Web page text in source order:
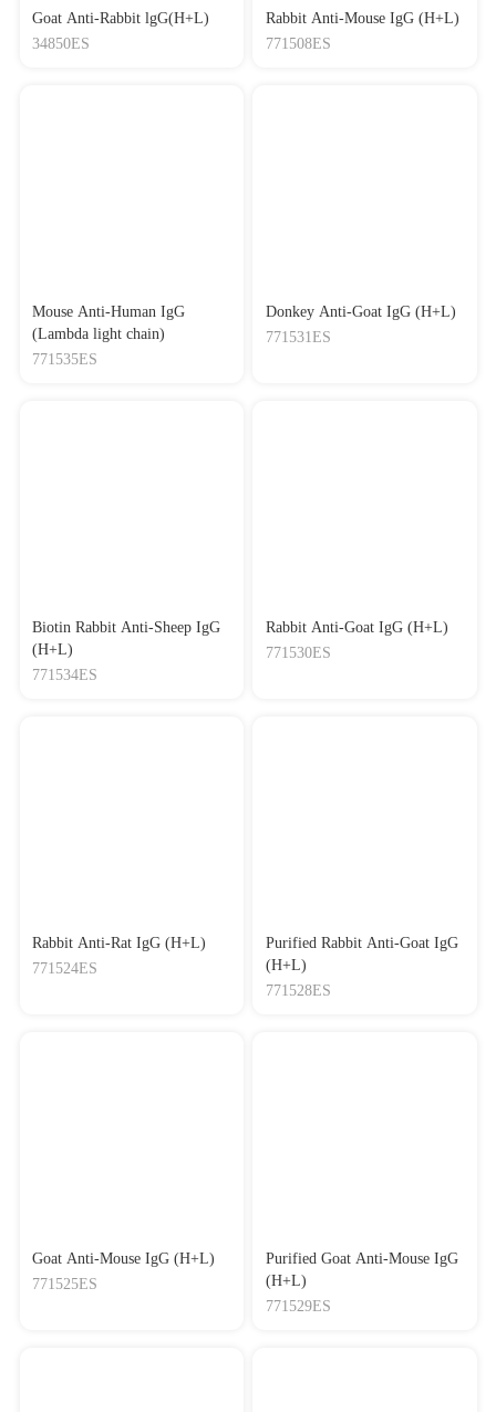
Goat Anti-Rabbit lgG(H+L)
34850ES
Rabbit Anti-Mouse IgG (H+L)
771508ES
Mouse Anti-Human IgG
(Lambda light chain)
771535ES
Donkey Anti-Goat IgG (H+L)
771531ES
Biotin Rabbit Anti-Sheep IgG
(H+L)
771534ES
Rabbit Anti-Goat IgG (H+L)
771530ES
Rabbit Anti-Rat IgG (H+L)
771524ES
Purified Rabbit Anti-Goat IgG
(H+L)
771528ES
Goat Anti-Mouse IgG (H+L)
771525ES
Purified Goat Anti-Mouse IgG
(H+L)
771529ES